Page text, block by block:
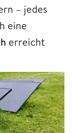
– jedes
eine
erreicht